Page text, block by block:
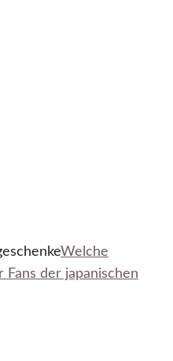
Welche
Fans der japanischen